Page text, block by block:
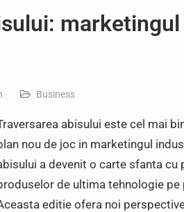
Business
abisului este cel mai
nou de joc in marketingul
a devenit o carte sfanta cu
de ultima tehnologie pe
editie ofera noi